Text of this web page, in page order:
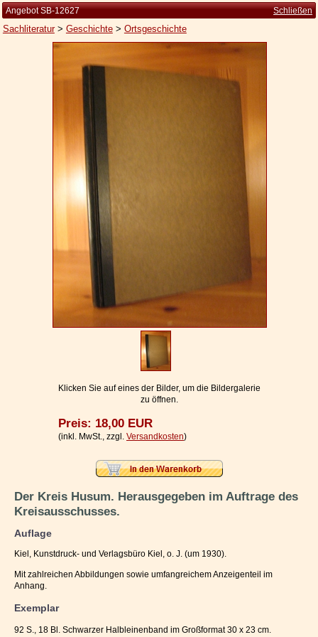
Zur Person
Die Brockhaus Auflagen
Die Meyer Auflagen
Zu den Angeboten
Widerrufsbelehrung
Geschäftsbedingungen
Datenschutzerklärung
Ihr Warenkorb
Angebot SB-12627 Schließen
Sachliteratur> Geschichte> Ortsgeschichte
Klicken Sie auf eines der Bilder, um die Bildergalerie
zu öffnen.
Preis: 18,00 EUR
(inkl. MwSt., zzgl. Versandkosten)
Der Kreis Husum. Herausgegeben im Auftrage des
Kreisausschusses.
Auflage
Kiel, Kunstdruck- und Verlagsbüro Kiel, o. J. (um 1930).
Mit zahlreichen Abbildungen sowie umfangreichem Anzeigenteil im
Anhang.
Exemplar
92 S., 18 Bl. Schwarzer Halbleinenband im Großformat 30 x 23 cm.